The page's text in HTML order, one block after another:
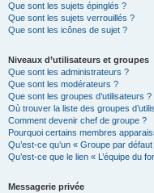
Que sont les sujets épinglés ?
Que sont les sujets verrouillés ?
Que sont les icônes de sujet ?
Niveaux d’utilisateurs et groupes
Que sont les administrateurs ?
Que sont les modérateurs ?
Que sont les groupes d’utilisateurs ?
Où trouver la liste des groupes
Comment devenir chef de groupe ?
Pourquoi certains membres
Qu’est-ce qu’un « Groupe par
Qu’est-ce que le lien « L’équipe du
Messagerie privée